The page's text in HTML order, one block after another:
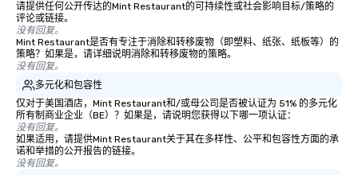
communication beyond the event
itself.
请提供任何公开传达的Mint Restaurant的可持续性或社会影响目标/策略的
评论或链接。
没有回复。
Mint Restaurant是否有专注于消除和转移废物（即塑料、纸张、纸板等）的
策略？如果是，请详细说明消除和转移废物的策略。
没有回复。
多元化和包容性
仅对于美国酒店，Mint Restaurant和/或母公司是否被认证为 51% 的多元化
所有制商业企业（BE）？如果是，请说明您获得以下哪一项认证：
没有回复。
如果适用，请提供Mint Restaurant关于其在多样性、公平和包容性方面的承
诺和举措的公开报告的链接。
没有回复。